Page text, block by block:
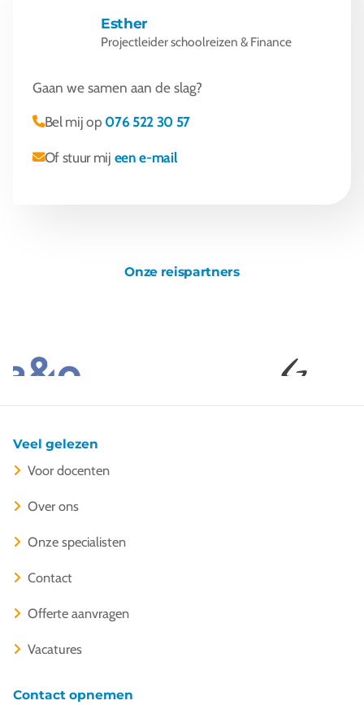
Esther
Projectleider schoolreizen & Finance
Gaan we samen aan de slag?
Bel mij op 076 522 30 57
Of stuur mij een e-mail
Onze reispartners
Veel gelezen
Voor docenten
Over ons
Onze specialisten
Contact
Offerte aanvragen
Vacatures
Contact opnemen